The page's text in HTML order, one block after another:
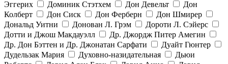
Эггерих
Доминик Стэтхем Дон Девельт
Дон
Колберт
Дон Сиск Дон Ферберн
Дон Шмирер
Дональд Уитни
Донован Л. Грэм
Дороти Л. Сэйерс
Дотти и Джош Макдауэлл
Др. Джордж Питер Амегин
Др. Дон Бэттен и Др. Джонатан Сарфати
Дуайт Гюнтер
Дудельзак Мария
Духовно-назидательная
Дьюи